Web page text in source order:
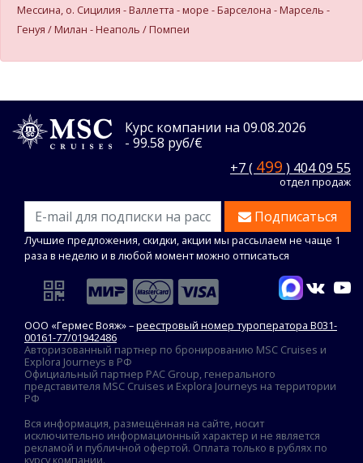
Мессина, о. Сицилия - Валлетта - море - Барселона - Марсель -
Генуя / Милан - Неаполь / Помпеи
Курс компании на 09.08.2026
- 99.58 руб/€
+7 ( 499 ) 404 09 55
отдел продаж
Подписаться
Лучшие предложения, скидки, акции мы рассылаем не чаще 1
раза в неделю и в любой момент можно отписаться
ООО «Гермес Вояж» –реестровый номер туроператора В031-
00161-77/01942486
Авторизованный партнер по бронированию MSC Cruises и
Explora Journeys в РФ
Официальный партнер PAC Group, генерального
представителя MSC Cruises и Explora Journeys на территории
РФ
Вся информация, размещённая на сайте, носит
исключительно информационный характер и не является
рекламой и публичной офертой. Оплата только в рублях по
курсу компании.